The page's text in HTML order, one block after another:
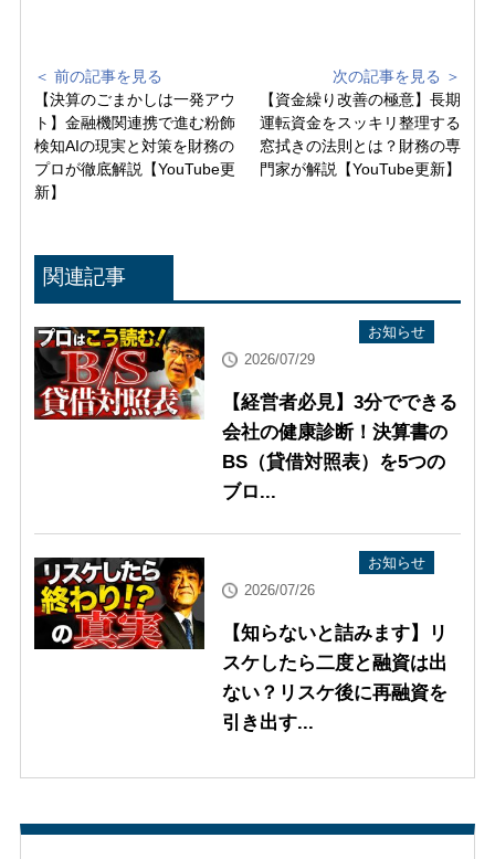
＜ 前の記事を見る
【決算のごまかしは一発アウ
ト】金融機関連携で進む粉飾
検知AIの現実と対策を財務の
プロが徹底解説【YouTube更
新】
次の記事を見る ＞
【資金繰り改善の極意】長期
運転資金をスッキリ整理する
窓拭きの法則とは？財務の専
門家が解説【YouTube更新】
関連記事
お知らせ
2026/07/29
【経営者必見】3分でできる
会社の健康診断！決算書の
BS（貸借対照表）を5つの
ブロ...
お知らせ
2026/07/26
【知らないと詰みます】リ
スケしたら二度と融資は出
ない？リスケ後に再融資を
引き出す...